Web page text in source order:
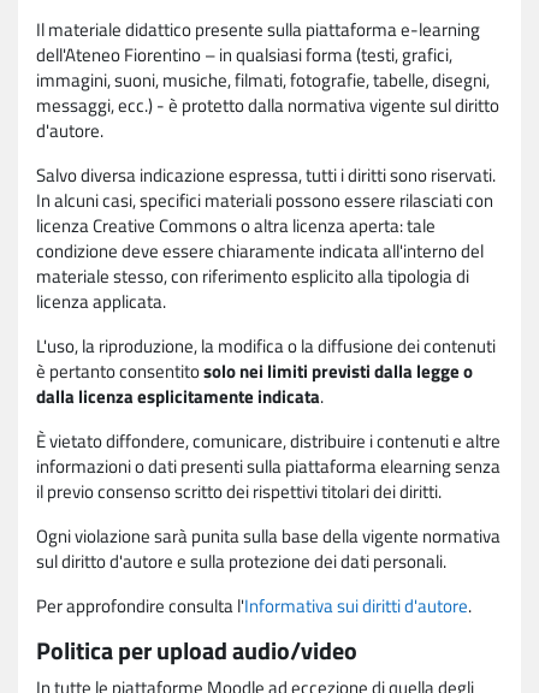
Il materiale didattico presente sulla piattaforma e-learning
dell'Ateneo Fiorentino – in qualsiasi forma (testi, grafici,
immagini, suoni, musiche, filmati, fotografie, tabelle, disegni,
messaggi, ecc.) - è protetto dalla normativa vigente sul diritto
d'autore.
Salvo diversa indicazione espressa, tutti i diritti sono riservati.
In alcuni casi, specifici materiali possono essere rilasciati con
licenza Creative Commons o altra licenza aperta: tale
condizione deve essere chiaramente indicata all'interno del
materiale stesso, con riferimento esplicito alla tipologia di
licenza applicata.
L'uso, la riproduzione, la modifica o la diffusione dei contenuti
è pertanto consentitosolo nei limiti previsti dalla legge o
dalla licenza esplicitamente indicata.
È vietato diffondere, comunicare, distribuire i contenuti e altre
informazioni o dati presenti sulla piattaforma elearning senza
il previo consenso scritto dei rispettivi titolari dei diritti.
Ogni violazione sarà punita sulla base della vigente normativa
sul diritto d'autore e sulla protezione dei dati personali.
Per approfondire consulta l'Informativa sui diritti d'autore.
Politica per upload audio/video
In tutte le piattaforme Moodle ad eccezione di quella degli